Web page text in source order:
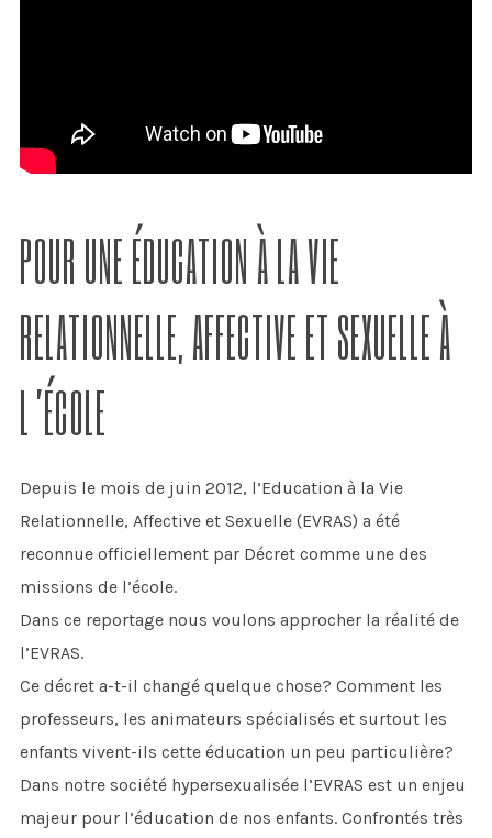
POUR UNE ÉDUCATION À LA VIE
RELATIONNELLE, AFFECTIVE ET SEXUELLE À
L’ÉCOLE
Depuis le mois de juin 2012, l’Education à la Vie
Relationnelle, Affective et Sexuelle (EVRAS) a été
reconnue officiellement par Décret comme une des
missions de l’école.
Dans ce reportage nous voulons approcher la réalité de
l’EVRAS.
Ce décret a-t-il changé quelque chose? Comment les
professeurs, les animateurs spécialisés et surtout les
enfants vivent-ils cette éducation un peu particulière?
Dans notre société hypersexualisée l’EVRAS est un enjeu
majeur pour l’éducation de nos enfants. Confrontés très